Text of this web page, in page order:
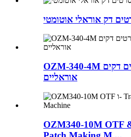
דק אוראלי אוטומטי
OZM-340-4M מכונה לייצור סרטים דקים
אוראליים
OZM340-10M OTF